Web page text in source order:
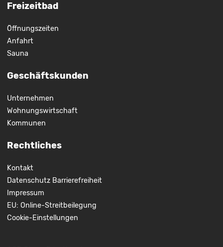
Freizeitbad
Öffnungszeiten
Anfahrt
Sauna
Geschäftskunden
Unternehmen
Wohnungswirtschaft
Kommunen
Rechtliches
Kontakt
Datenschutz Barrierefreiheit
Impressum
EU: Online-Streitbeilegung
Cookie-Einstellungen